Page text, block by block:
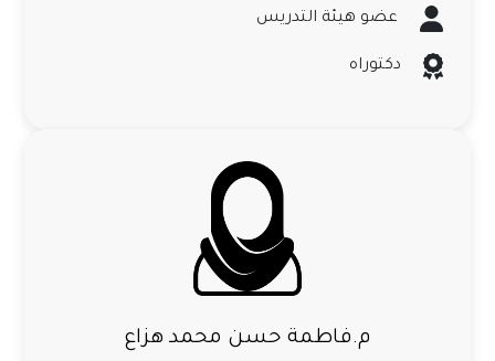
عضو هيئة التدريس
دكتوراه
م.فاطمة حسن محمد هزاع